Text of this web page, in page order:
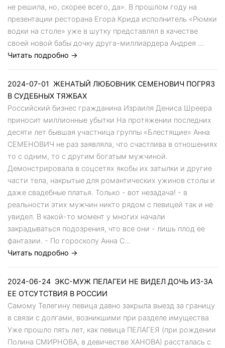
не решила, но, скорее всего, да». В прошлом году на
презентации ресторана Егора Крида исполнитель «Рюмки
водки на столе» уже в шутку представлял в качестве
своей новой бабы дочку друга-миллиардера Андрея ...
Читать подробно →
2024-07-01
ЖЕНАТЫЙ ЛЮБОВНИК СЕМЕНОВИЧ ПОГРЯЗ
В СУДЕБНЫХ ТЯЖБАХ
Российский бизнес гражданина Израиля Дениса Шреера
приносит миллионные убытки На протяжении последних
десяти лет бывшая участница группы «Блестящие» Анна
СЕМЕНОВИЧ не раз заявляла, что счастлива в отношениях
то с одним, то с другим богатым мужчиной.
Демонстрировала в соцсетях якобы их затылки и другие
части тела, накрытые для романтических ужинов столы и
даже свадебные платья. Только - вот незадача! - в
реальности этих мужчин никто рядом с певицей так и не
увидел. В какой-то момент у многих начали
закрадываться подозрения, что все они - лишь плод ее
фантазии. - По гороскопу Анна С...
Читать подробно →
2024-06-24 ЭКС-МУЖ ПЕЛАГЕИ НЕ ВИДЕЛ ДОЧЬ ИЗ-ЗА
ЕЕ ОТСУТСТВИЯ В РОССИИ
Самому Телегину певица давно закрыла выезд за границу
в связи с долгами, возникшими при разделе имущества
Уже прошло пять лет, как певица ПЕЛАГЕЯ (при рождении
Полина СМИРНОВА, в девичестве ХАНОВА) рассталась с